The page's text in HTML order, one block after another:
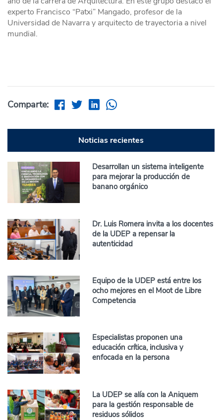
experto Francisco “Patxi” Mangado, profesor de la
Universidad de Navarra y arquitecto de trayectoria a nivel
mundial.
Comparte:
Noticias recientes
Desarrollan un sistema inteligente
para mejorar la producción de
banano orgánico
Dr. Luis Romera invita a los docentes
de la UDEP a repensar la
autenticidad
Equipo de la UDEP está entre los
ocho mejores en el Moot de Libre
Competencia
Especialistas proponen una
educación crítica, inclusiva y
enfocada en la persona
La UDEP se alía con la Aniquem
para la gestión responsable de
residuos sólidos